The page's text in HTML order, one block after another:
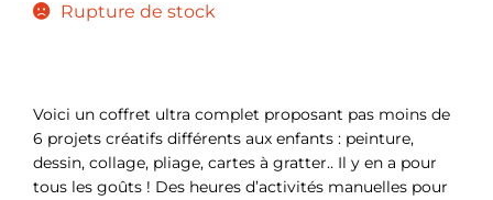
Rupture de stock
Voici un coffret ultra complet proposant pas moins de
6 projets créatifs différents aux enfants : peinture,
dessin, collage, pliage, cartes à gratter.. Il y en a pour
tous les goûts ! Des heures d’activités manuelles pour